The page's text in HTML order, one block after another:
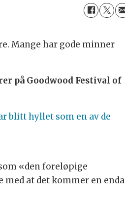
Mange har gode minner
på Goodwood Festival of
blitt hyllet som en av de
«den foreløpige
at det kommer en enda